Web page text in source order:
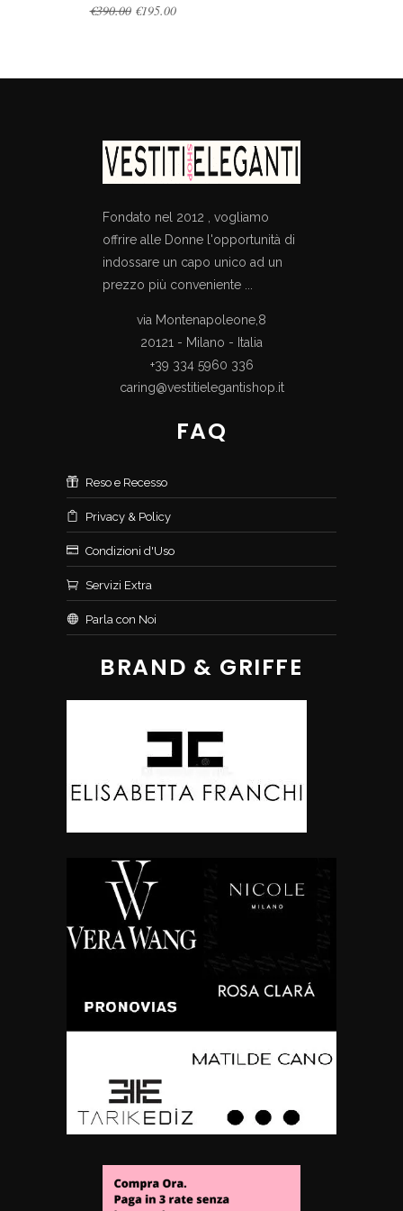
€390.00 Original
€195.00Current
Fondato nel 2012 , vogliamo
offrire alle Donne l'opportunità di
indossare un capo unico ad un
prezzo più conveniente ...
via Montenapoleone,8
20121 - Milano - Italia
+39 334 5960 336
caring@vestitielegantishop.it
FAQ
Reso e Recesso
Privacy & Policy
Condizioni d'Uso
Servizi Extra
Parla con Noi
BRAND & GRIFFE